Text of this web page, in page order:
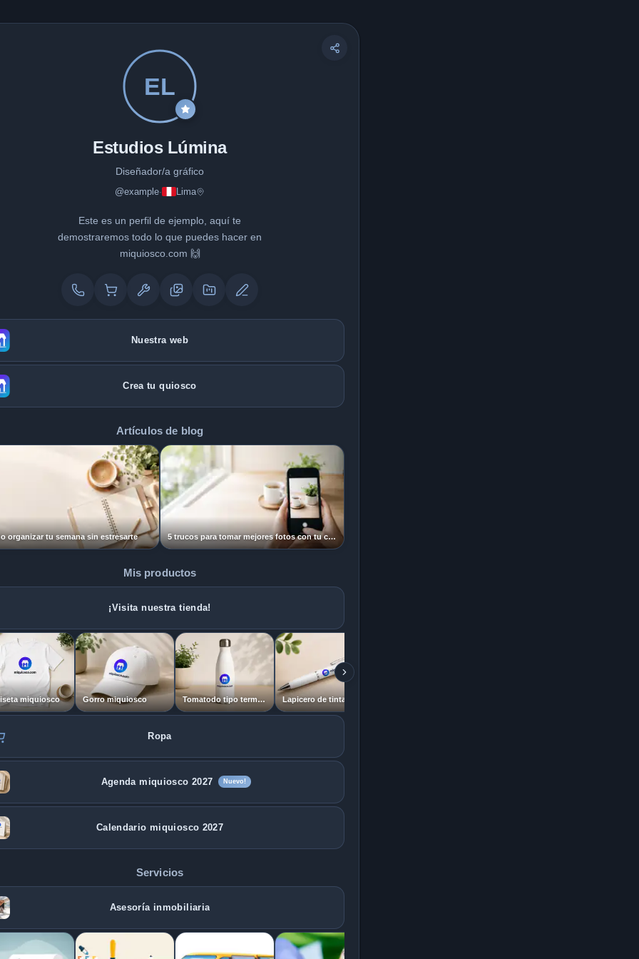
EL
Estudios Lúmina
Diseñador/a gráfico
@example· Lima
Este es un perfil de ejemplo, aquí te
demostraremos todo lo que puedes hacer en
miquiosco.com 🙌
Nuestra web
Crea tu quiosco
Artículos de blog
organizar tu semana sin estresarte 5 trucos para tomar mejores fotos con tu celular
Mis productos
¡Visita nuestra tienda!
miquiosco Gorro miquiosco Tomatodo tipo termo miquosco
Ropa
Agenda miquiosco 2027 Nuevo!
Calendario miquiosco 2027
Servicios
Asesoría inmobiliaria